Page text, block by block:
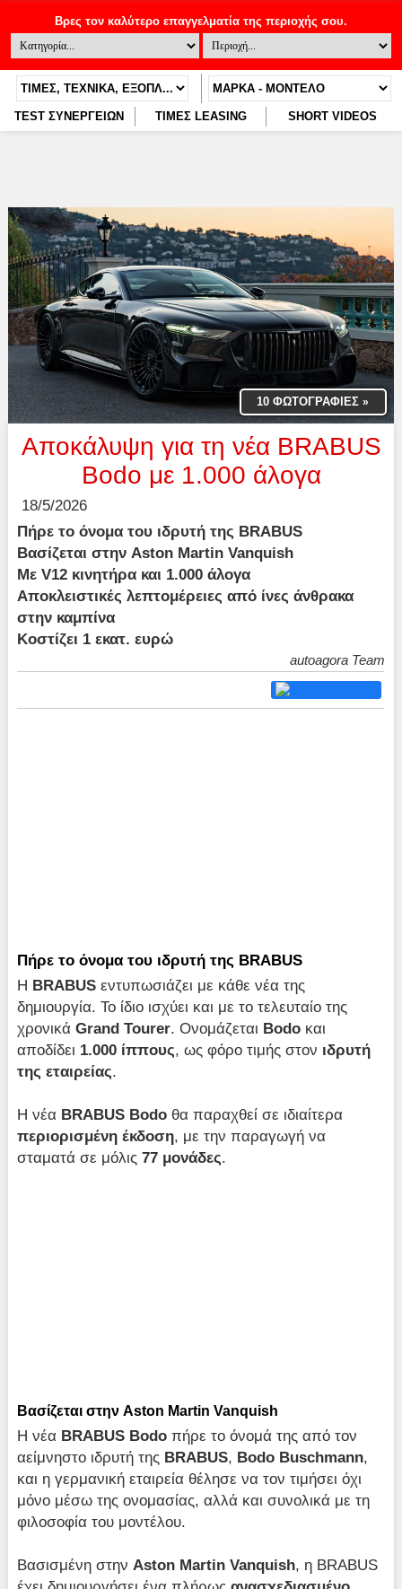
TEST ΣΥΝΕΡΓΕΙΩΝ ΤΙΜΕΣ LEASING SHORT VIDEOS
10 ΦΩΤΟΓΡΑΦΙΕΣ»
Αποκάλυψη για τη νέα ΒRABUS
Bodo με 1.000 άλογα
18/5/2026
Πήρε το όνομα του ιδρυτή της BRABUS
Βασίζεται στην Aston Martin Vanquish
Με V12 κινητήρα και 1.000 άλογα
Αποκλειστικές λεπτομέρειες από ίνες άνθρακα
στην καμπίνα
Κοστίζει 1 εκατ. ευρώ
autoagora Team
Πήρε το όνομα του ιδρυτή της BRABUS
Η BRABUS εντυπωσιάζει με κάθε νέα της
δημιουργία. Το ίδιο ισχύει και με το τελευταίο της
χρονικάGrand Tourer. Ονομάζεται Bodo και
αποδίδει 1.000 ίππους, ως φόρο τιμής στον ιδρυτή
της εταιρείας.
Η νέα BRABUS Bodo θα παραχθεί σε ιδιαίτερα
περιορισμένη έκδοση, με την παραγωγή να
σταματά σε μόλις77 μονάδες.
Βασίζεται στην Aston Martin Vanquish
Η νέα BRABUS Bodo πήρε το όνομά της από τον
αείμνηστο ιδρυτή της BRABUS, Bodo Buschmann,
και η γερμανική εταιρεία θέλησε να τον τιμήσει όχι
μόνο μέσω της ονομασίας, αλλά και συνολικά με τη
φιλοσοφία του μοντέλου.
Βασισμένη στην Aston Martin Vanquish, η BRABUS